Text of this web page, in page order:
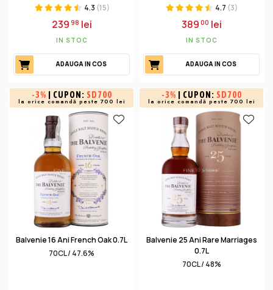
4.3 (15)
23998 lei
IN STOC
ADAUGA IN COS
4.7 (3)
38900 lei
IN STOC
ADAUGA IN COS
-3% | CUPON: SD700
la orice comandă peste 700 lei
Balvenie 16 Ani French Oak 0.7L
70CL / 47.6%
-3% | CUPON: SD700
la orice comandă peste 700 lei
Balvenie 25 Ani Rare Marriages
0.7L
70CL / 48%